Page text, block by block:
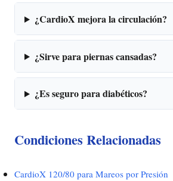
¿CardioX mejora la circulación?
¿Sirve para piernas cansadas?
¿Es seguro para diabéticos?
Condiciones Relacionadas
CardioX 120/80 para Mareos por Presión